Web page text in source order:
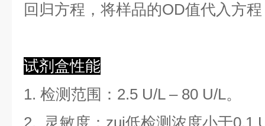
回归方程 ， 将样品的OD值代入方
试剂盒性能
1. 检测范围 ： 2.5 U/L –80 U/L。
2. 灵敏度：zui低检测浓度小于0.1